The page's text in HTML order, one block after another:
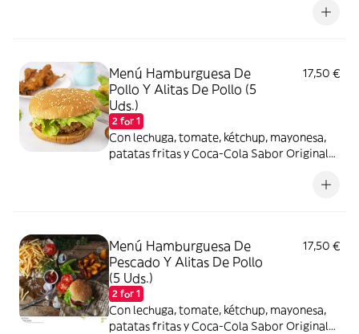
Menú Hamburguesa De
Pollo Y Alitas De Pollo (5
Uds.)
2 for 1
17,50 €
Con lechuga, tomate, kétchup, mayonesa,
patatas fritas y Coca-Cola Sabor Original
Menú Hamburguesa De
Pescado Y Alitas De Pollo
(5 Uds.)
2 for 1
17,50 €
Con lechuga, tomate, kétchup, mayonesa,
patatas fritas y Coca-Cola Sabor Original